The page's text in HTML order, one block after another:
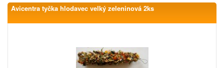
Avicentra tyčka hlodavec velký zeleninová 2ks